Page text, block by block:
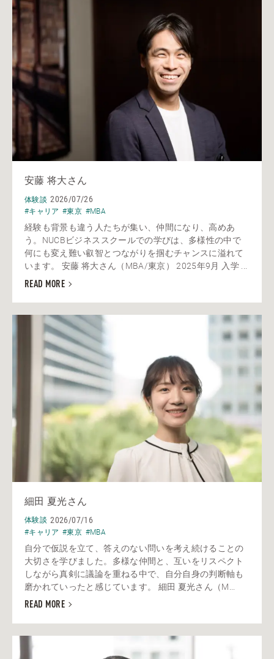
安藤 将大さん
体験談 2026/07/26
#キャリア #東京 #MBA
経験も背景も違う人たちが集い、仲間になり、高めあ
う。NUCBビジネススクールでの学びは、多様性の中で
何にも変え難い叡智とつながりを掴むチャンスに溢れて
います。 安藤 将大さん（MBA/東京） 2025年9月 入学 ...
READ MORE
細田 夏光さん
体験談 2026/07/16
#キャリア #東京 #MBA
自分で仮説を立て、答えのない問いを考え続けることの
大切さを学びました。多様な仲間と、互いをリスペクト
しながら真剣に議論を重ねる中で、自分自身の判断軸も
磨かれていったと感じています。 細田 夏光さん（M...
READ MORE